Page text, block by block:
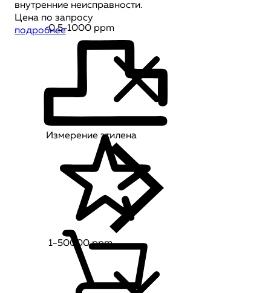
внутренние неисправности.
Цена по запросу
подробнее0,5-1000 ppm
Измерение этилена
1-50000 ppm